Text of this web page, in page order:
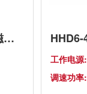
JD1A、JH1A-40 给料机 电磁调速电动机控制器（老款）
工作电源:
调速功率: